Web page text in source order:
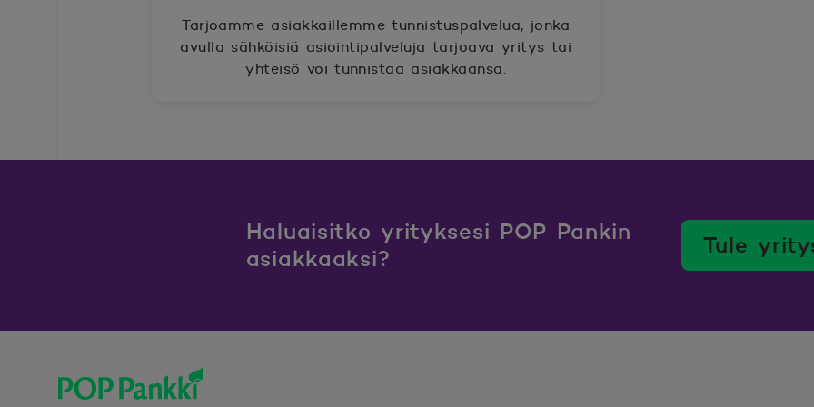
Tarjoamme asiakkaillemme tunnistuspalvelua, jonka
avulla sähköisiä asiointipalveluja tarjoava yritys tai
yhteisö voi tunnistaa asiakkaansa.
Haluaisitko yrityksesi POP Pankin
asiakkaaksi?
Tule